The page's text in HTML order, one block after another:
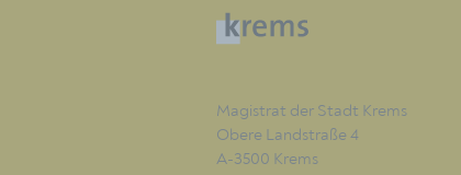
Magistrat der Stadt Krems
Obere Landstraße 4
A-3500 Krems